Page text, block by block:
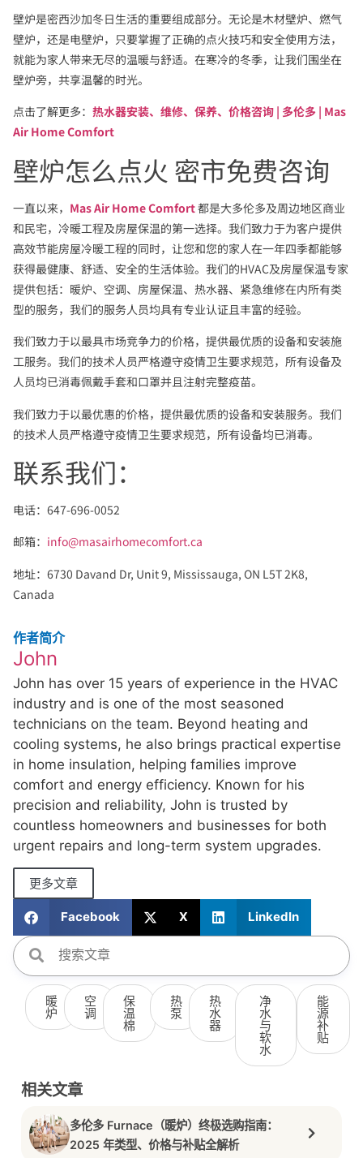
壁炉是密西沙加冬日生活的重要组成部分。无论是木材壁炉、燃气
壁炉，还是电壁炉，只要掌握了正确的点火技巧和安全使用方法，
就能为家人带来无尽的温暖与舒适。在寒冷的冬季，让我们围坐在
壁炉旁，共享温馨的时光。
点击了解更多： 热水器安装、维修、保养、价格咨询 | 多伦多 | Mas
Air Home Comfort
壁炉怎么点火 密市免费咨询
一直以来， Mas Air Home Comfort都是大多伦多及周边地区商业
和民宅，冷暖工程及房屋保温的第一选择。我们致力于为客户提供
高效节能房屋冷暖工程的同时，让您和您的家人在一年四季都能够
获得最健康、舒适、安全的生活体验。我们的HVAC及房屋保温专家
提供包括：暖炉、空调、房屋保温、热水器、紧急维修在内所有类
型的服务，我们的服务人员均具有专业认证且丰富的经验。
我们致力于以最具市场竞争力的价格，提供最优质的设备和安装施
工服务。我们的技术人员严格遵守疫情卫生要求规范，所有设备及
人员均已消毒佩戴手套和口罩并且注射完整疫苗。
我们致力于以最优惠的价格，提供最优质的设备和安装服务。我们
的技术人员严格遵守疫情卫生要求规范，所有设备均已消毒。
联系我们：
电话：647-696-0052
邮箱： info@masairhomecomfort.ca
地址：6730 Davand Dr, Unit 9, Mississauga, ON L5T 2K8,
Canada
作者简介
John
John has over 15 years of experience in the HVAC
industry and is one of the most seasoned
technicians on the team. Beyond heating and
cooling systems, he also brings practical expertise
in home insulation, helping families improve
comfort and energy efficiency. Known for his
precision and reliability, John is trusted by
countless homeowners and businesses for both
urgent repairs and long-term system upgrades.
更多文章
Facebook X LinkedIn
暖
炉
空
调
保
温
棉
热
泵
热
水
器
净
水
与
软
水
能
源
补
贴
相关文章
多伦多 Furnace（暖炉）终极选购指南：
2025 年类型、价格与补贴全解析